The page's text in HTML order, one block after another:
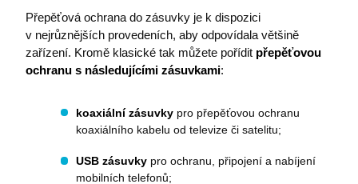
Přepěťová ochrana do zásuvky je k dispozici
v nejrůznějších provedeních, aby odpovídala většině
zařízení. Kromě klasické tak můžete pořídit přepěťovou
ochranu s následujícími zásuvkami:
koaxiální zásuvky pro přepěťovou ochranu
koaxiálního kabelu od televize či satelitu;
USB zásuvky pro ochranu, připojení a nabíjení
mobilních telefonů;
Funkční soubory
Nezbytně nutné soubory
Marketing